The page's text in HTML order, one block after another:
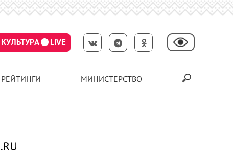
КУЛЬТУРА LIVE
РЕЙТИНГИ МИНИСТЕРСТВО